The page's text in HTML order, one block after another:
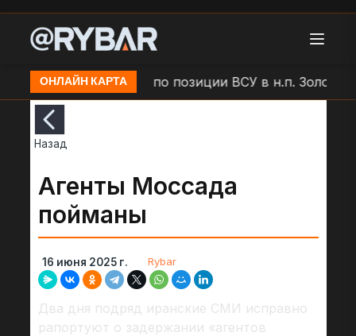
ОНЛАЙН КАРТА
Удар БЛА "Молния" по позиции ВСУ в н.п. Золочев
Назад
Агенты Моссада
пойманы
16 июня 2025 г. Rybar
Два дня подряд иранские СМИ исправно
рапортуют о задержании «агентов